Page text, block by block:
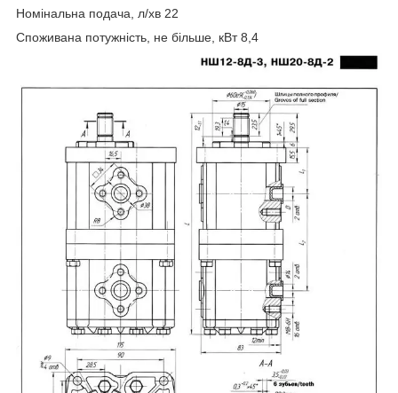
Номінальна подача, л/хв 22
Споживана потужність, не більше, кВт 8,4